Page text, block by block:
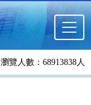
瀏覽人數：68913838人